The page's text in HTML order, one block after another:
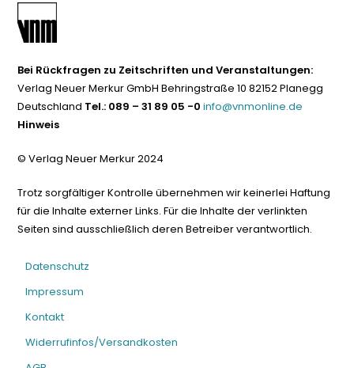
Bei Rückfragen zu Zeitschriften und Veranstaltungen:
Verlag Neuer Merkur GmbH Behringstraße 10 82152 Planegg
Deutschland Tel.: 089 – 31 89 05 -0 info@vnmonline.de
Hinweis
© Verlag Neuer Merkur 2024
Trotz sorgfältiger Kontrolle übernehmen wir keinerlei Haftung
für die Inhalte externer Links. Für die Inhalte der verlinkten
Seiten sind ausschließlich deren Betreiber verantwortlich.
Datenschutz
Impressum
Kontakt
Widerrufinfos/Versandkosten